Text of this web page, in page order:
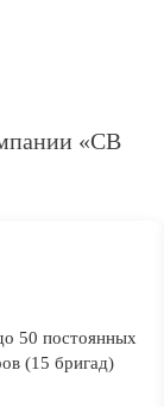
«СВ
50 постоянных
(15 бригад)